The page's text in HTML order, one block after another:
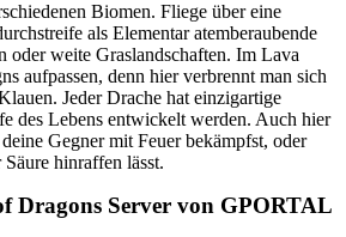
Biomen. Fliege über eine
als Elementar atemberaubende
oder weite Graslandschaften. Im Lava
aufpassen, denn hier verbrennt man sich
Jeder Drache hat einzigartige
des Lebens entwickelt werden. Auch hier
Gegner mit Feuer bekämpfst, oder
hinraffen lässt.
Dragons Server von GPORTAL